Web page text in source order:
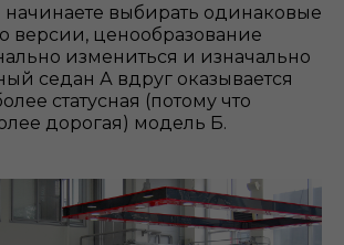
начинаете выбирать одинаковые
версии, ценообразование
измениться и изначально
седан А вдруг оказывается
статусная (потому что
дорогая) модель Б.